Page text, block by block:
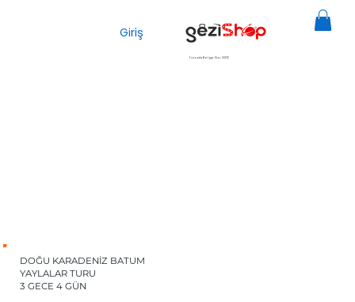
Giriş
Türsab Belge No: 13372
DOĞU KARADENİZ BATUM
YAYLALAR TURU
3 GECE 4 GÜN